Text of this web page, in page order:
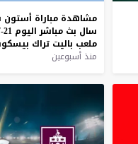
مشاهدة مباراة أستون
سال بث مباشر اليوم 21-7-2026
ملعب باليت تراك
منذ أسبوعين